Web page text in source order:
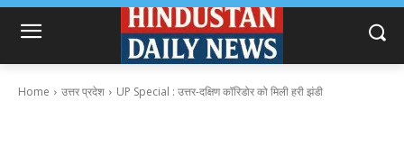
Home उत्तर प्रदेश UP Special : उत्तर-दक्षिण कॉरिडोर को मिली हरी झंडी